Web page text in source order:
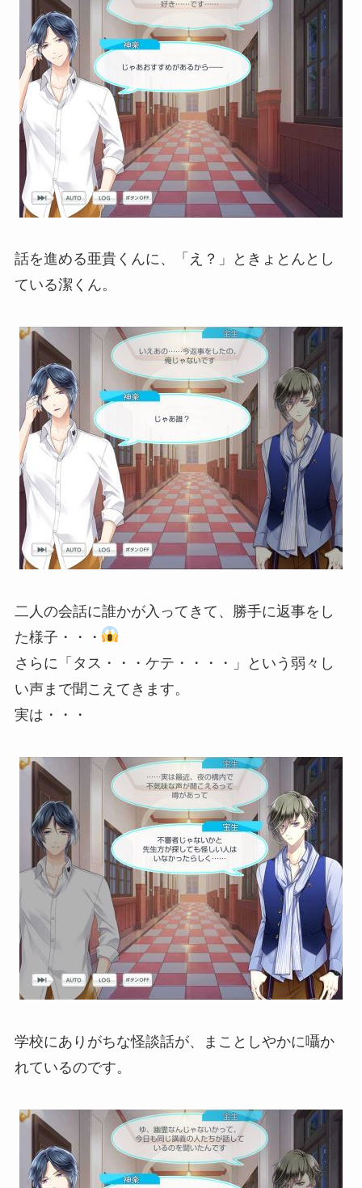
話を進める亜貴くんに、「え？」ときょとんとし
ている潔くん。
二人の会話に誰かが入ってきて、勝手に返事をし
た様子・・・
さらに「タス・・・ケテ・・・・」という弱々し
い声まで聞こえてきます。
実は・・・
学校にありがちな怪談話が、まことしやかに囁か
れているのです。